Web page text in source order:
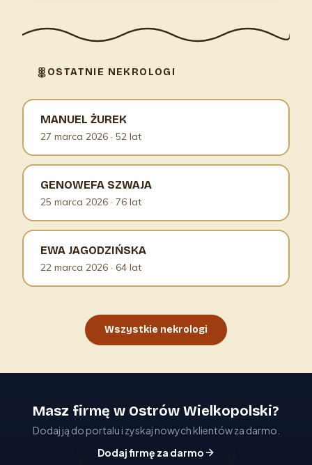
OSTATNIE NEKROLOGI
MANUEL ŻUREK
27 marca 2026 · 52 lat
GENOWEFA SZWAJA
25 marca 2026 · 76 lat
EWA JAGODZIŃSKA
22 marca 2026 · 64 lat
Wszystkie nekrologi
Masz firmę w Ostrów Wielkopolski?
Dodaj ją do portalu i zyskaj nowych klientów za darmo.
Dodaj firmę za darmo